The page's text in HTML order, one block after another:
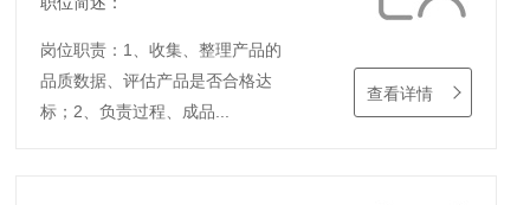
岗位职责：1、收集、整理产品的
品质数据、评估产品是否合格达
标；2、负责过程、成品...
查看详情